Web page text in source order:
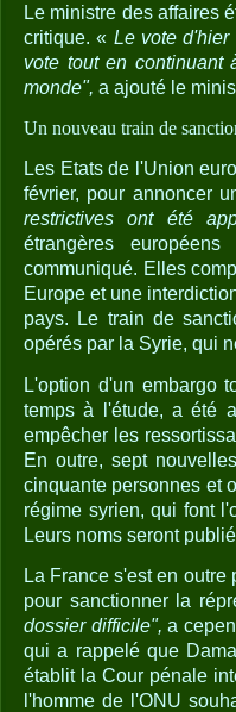
Le ministre des affaires
critique. « Le vote d'hier
vote tout en
monde", a ajouté le
Un nouveau train de
Les Etats de l'Union
février, pour annoncer
restrictives ont été
étrangères
communiqué. Elles
Europe et une
pays. Le train de
opérés par la Syrie, qui
L'option d'un embargo
temps à l'étude, a été
empêcher les
En outre, sept
cinquante personnes et
régime syrien, qui font
Leurs noms seront
La France s'est en
pour sanctionner la
dossier difficile", a
qui a rappelé que
établit la Cour pénale
l'homme de l'ONU